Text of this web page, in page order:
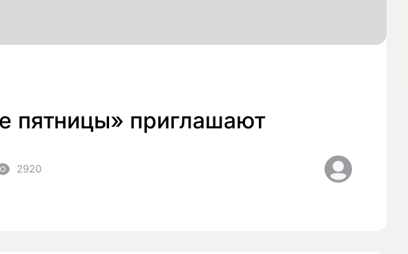
пятницы» приглашают
2920